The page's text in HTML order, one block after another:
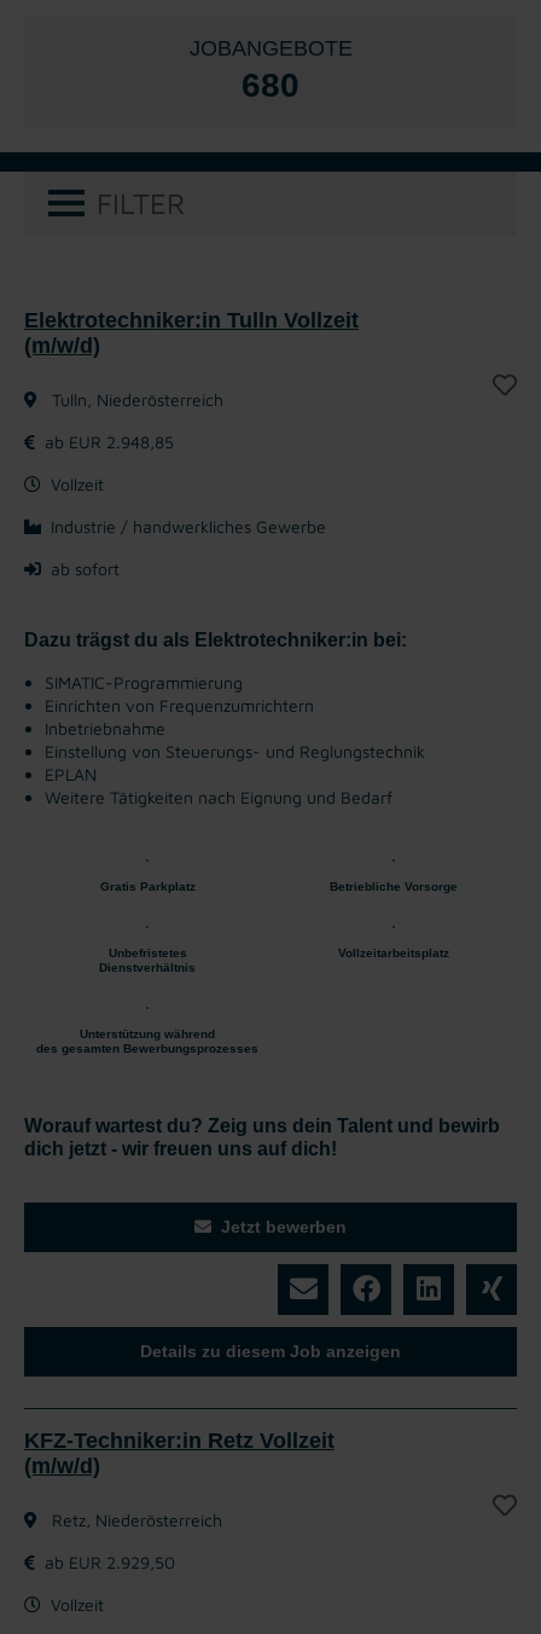
JOBANGEBOTE
680
FILTER
Elektrotechniker:in Tulln Vollzeit
(m/w/d)
Tulln, Niederösterreich
ab EUR 2.948,85
Vollzeit
Industrie / handwerkliches Gewerbe
ab sofort
Dazu trägst du als Elektrotechniker:in bei:
SIMATIC-Programmierung
Einrichten von Frequenzumrichtern
Inbetriebnahme
Einstellung von Steuerungs- und Reglungstechnik
EPLAN
Weitere Tätigkeiten nach Eignung und Bedarf
Gratis Parkplatz Betriebliche Vorsorge
Unbefristetes
Dienstverhältnis
Vollzeitarbeitsplatz
Unterstützung während
des gesamten Bewerbungsprozesses
Worauf wartest du? Zeig uns dein Talent und bewirb
dich jetzt - wir freuen uns auf dich!
Jetzt bewerben
Details zu diesem Job anzeigen
KFZ-Techniker:in Retz Vollzeit
(m/w/d)
Retz, Niederösterreich
ab EUR 2.929,50
Vollzeit